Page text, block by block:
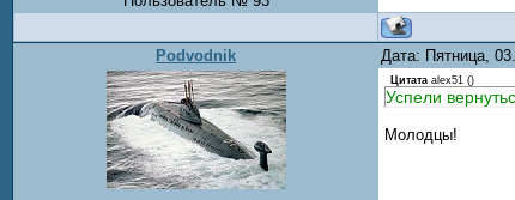
Podvodnik Дата: Пятница,
Цитата alex51 ()
Успели
Молодцы!